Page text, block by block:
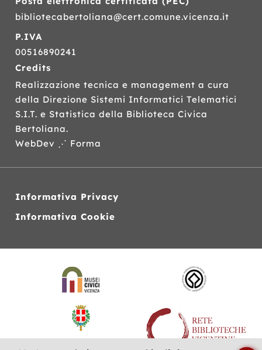
bibliotecabertoliana@cert.comune.vicenza.it
P.IVA
00516890241
Credits
Realizzazione tecnica e management a cura
della Direzione Sistemi Informatici Telematici
S.I.T. e Statistica della Biblioteca Civica
Bertoliana.
WebDev ⋰ Forma
Informativa Privacy
Informativa Cookie